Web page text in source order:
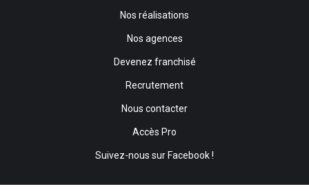
Nos réalisations
Nos agences
Devenez franchisé
Recrutement
Nous contacter
Accès Pro
Suivez-nous sur Facebook !